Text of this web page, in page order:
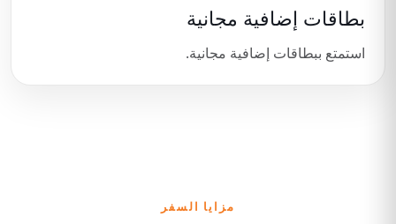
بطاقات إضافية مجانية
استمتع ببطاقات إضافية مجانية.
مزايا السفر